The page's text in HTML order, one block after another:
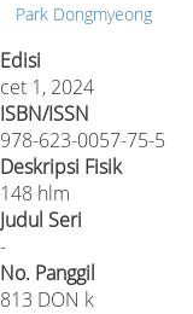
Park Dongmyeong
Edisi
cet 1, 2024
ISBN/ISSN
978-623-0057-75-5
Deskripsi Fisik
148 hlm
Judul Seri
-
No. Panggil
813 DON k